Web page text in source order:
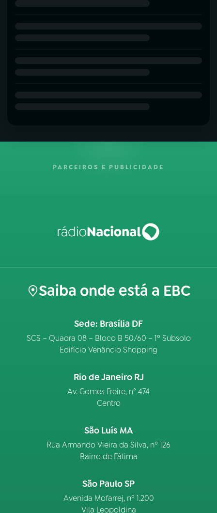
PARCEIROS E PUBLICIDADE
Saiba onde está a EBC
Sede: Brasília DF
SCS – Quadra 08 – Bloco B 50/60 – 1º Subsolo
Edifício Venâncio Shopping
Rio de Janeiro RJ
Av. Gomes Freire, n° 474
Centro
São Luís MA
Rua Armando Vieira da Silva, nº 126
Bairro de Fátima
São Paulo SP
Avenida Mofarrej, nº 1.200
Vila Leopoldina